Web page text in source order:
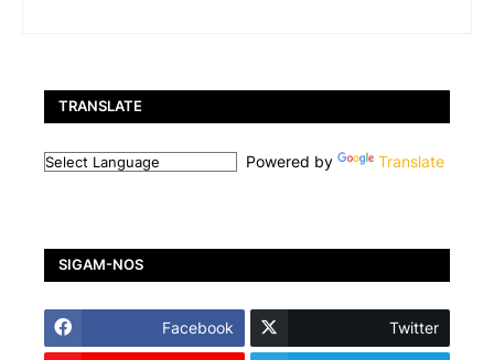
TRANSLATE
Powered by Translate
SIGAM-NOS
Facebook Twitter